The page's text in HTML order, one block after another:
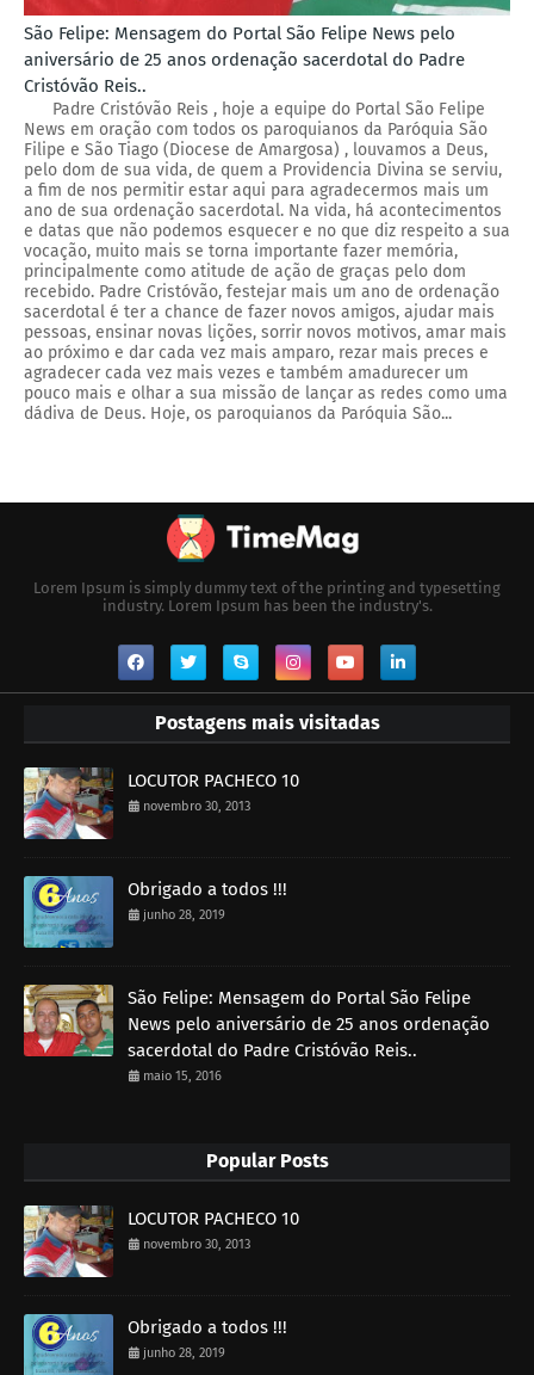
São Felipe: Mensagem do Portal São Felipe News pelo
aniversário de 25 anos ordenação sacerdotal do Padre
Cristóvão Reis..
Padre Cristóvão Reis , hoje a equipe do Portal São Felipe
News em oração com todos os paroquianos da Paróquia São
Filipe e São Tiago (Diocese de Amargosa) , louvamos a Deus,
pelo dom de sua vida, de quem a Providencia Divina se serviu,
a fim de nos permitir estar aqui para agradecermos mais um
ano de sua ordenação sacerdotal. Na vida, há acontecimentos
e datas que não podemos esquecer e no que diz respeito a sua
vocação, muito mais se torna importante fazer memória,
principalmente como atitude de ação de graças pelo dom
recebido. Padre Cristóvão, festejar mais um ano de ordenação
sacerdotal é ter a chance de fazer novos amigos, ajudar mais
pessoas, ensinar novas lições, sorrir novos motivos, amar mais
ao próximo e dar cada vez mais amparo, rezar mais preces e
agradecer cada vez mais vezes e também amadurecer um
pouco mais e olhar a sua missão de lançar as redes como uma
dádiva de Deus. Hoje, os paroquianos da Paróquia São...
Lorem Ipsum is simply dummy text of the printing and typesetting
industry. Lorem Ipsum has been the industry's.
Postagens mais visitadas
LOCUTOR PACHECO 10
novembro 30, 2013
Obrigado a todos !!!
junho 28, 2019
São Felipe: Mensagem do Portal São Felipe
News pelo aniversário de 25 anos ordenação
sacerdotal do Padre Cristóvão Reis..
maio 15, 2016
Popular Posts
LOCUTOR PACHECO 10
novembro 30, 2013
Obrigado a todos !!!
junho 28, 2019